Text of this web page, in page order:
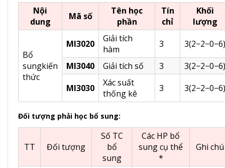
Nội
dung
Mã số
Tên học
phần
Tín
chỉ
Khối
lượng
Bổ
sungkiến
thức
MI3020
Giải tích
hàm
3
3(2−2−0−6)
MI3040
Giải tích số 3
3(2−2−0−6)
MI3030
Xác suất
thống kê
3 3(2−2−0−6)
Đối tượng phải học bổ sung:
TT Đối tượng
Số TC
bổ
sung
Các HP bổ
sung cụ thể
*
Ghi chú